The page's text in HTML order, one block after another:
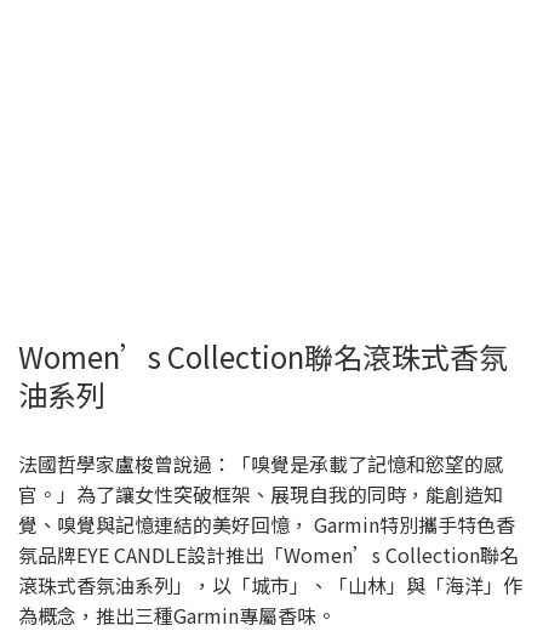
Women’s Collection聯名滾珠式香氛
油系列
法國哲學家盧梭曾說過：「嗅覺是承載了記憶和慾望的感
官。」為了讓女性突破框架、展現自我的同時，能創造知
覺、嗅覺與記憶連結的美好回憶， Garmin特別攜手特色香
氛品牌EYE CANDLE設計推出「Women’s Collection聯名
滾珠式香氛油系列」，以「城市」、「山林」與「海洋」作
為概念，推出三種Garmin專屬香味。